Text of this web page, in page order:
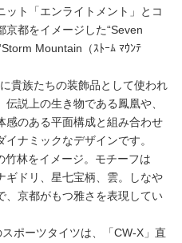
ット「エンライトメント」とコ
京都をイメージした“Seven
Mountain（ｽﾄｰﾑ ﾏｳﾝﾃ
貴族たちの装飾品として使われ
説上の生き物である鳳凰や、
感のある平面構成と組み合わせ
ナミックなデザインです。
竹林をイメージ。モチーフは
ギドリ、星七宝柄、雲。しなや
、京都がもつ雅さを表現してい
ポーツタイツは、「CW-X」直